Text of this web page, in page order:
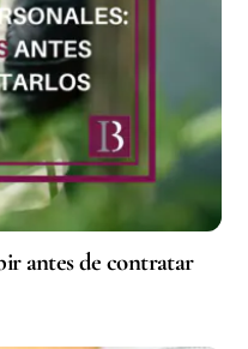
antes de contratar